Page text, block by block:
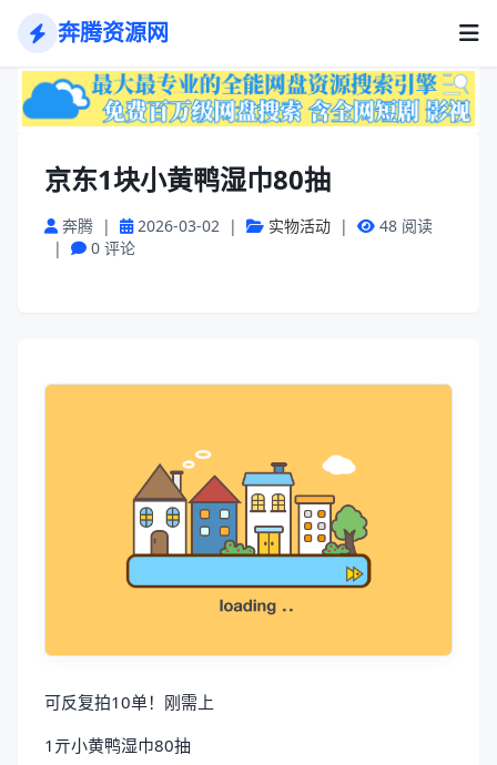
奔腾资源网
京东1块小黄鸭湿巾80抽
奔腾 | 2026-03-02 | 实物活动 |
48 阅读
|
0 评论
可反复拍10单！刚需上
1亓小黄鸭湿巾80抽